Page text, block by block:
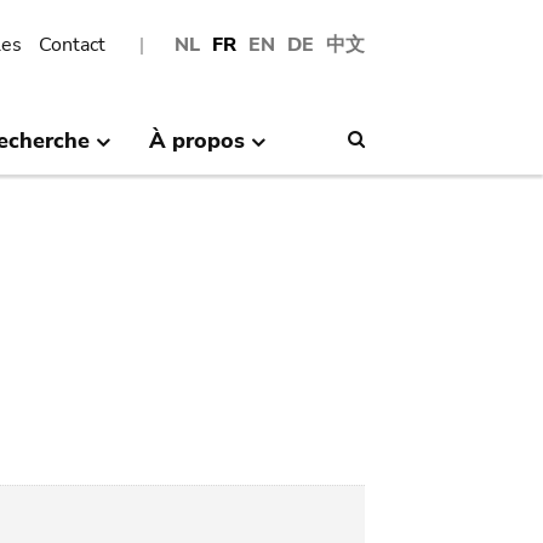
NL FR EN DE 中文
Contact
À propos